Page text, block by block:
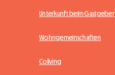
Unterkunft beim Gastgeber
Wohngemeinschaften
Coliving